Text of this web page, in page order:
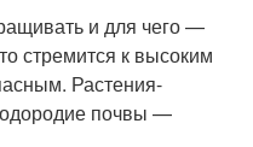
и для чего —
стремится к высоким
Растения-
почвы —